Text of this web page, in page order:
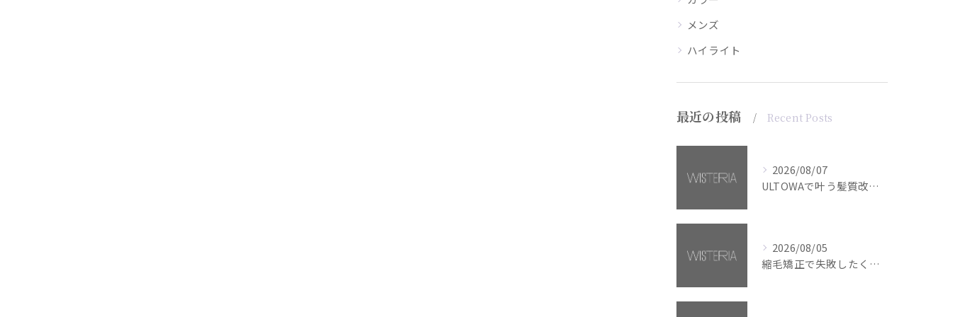
メンズ
ハイライト
最近の投稿 Recent Posts
2026/08/07
ULTOWAで叶う髪質改善美髪カラー【銀座・美容室WISTERIA】
2026/08/05
縮毛矯正で失敗したくない方へ【銀座・美容室WISTERIA】